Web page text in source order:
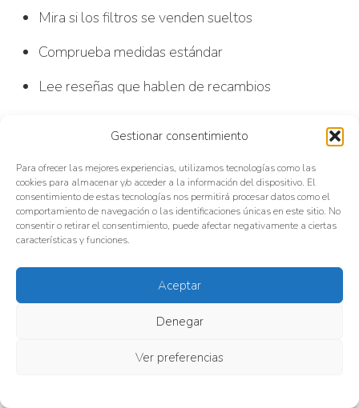
Gestionar consentimiento
Para ofrecer las mejores experiencias, utilizamos tecnologías como las
cookies para almacenar y/o acceder a la información del dispositivo. El
consentimiento de estas tecnologías nos permitirá procesar datos como el
comportamiento de navegación o las identificaciones únicas en este sitio. No
consentir o retirar el consentimiento, puede afectar negativamente a ciertas
características y funciones.
Aceptar
Denegar
Ver preferencias
Mira si los filtros se venden sueltos
Comprueba medidas estándar
Lee reseñas que hablen de recambios
👉 Si no hay filtros compatibles… problema a medio
9. Diseño: no es solo
estética